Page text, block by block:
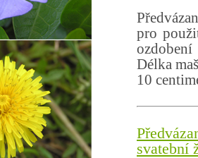
pro
Délka
10
svatební